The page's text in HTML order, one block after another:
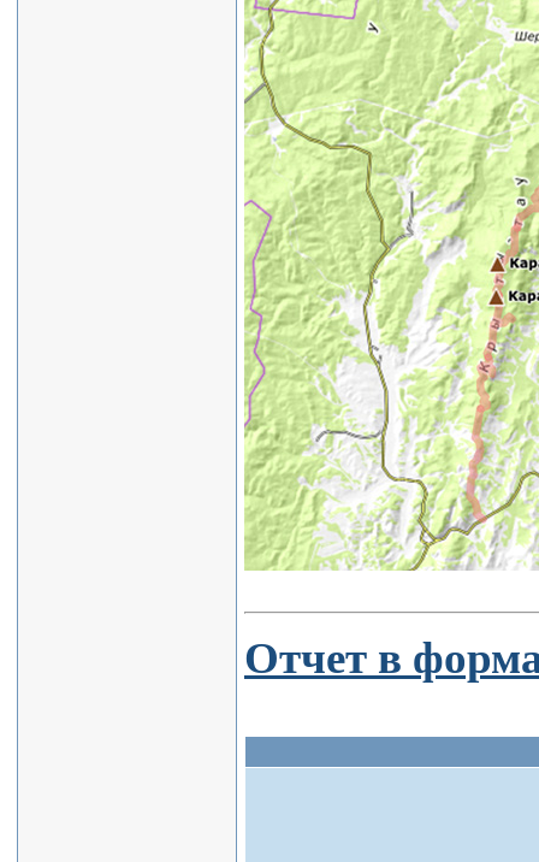
Отчет в